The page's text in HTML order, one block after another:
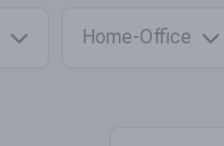
Home-Office